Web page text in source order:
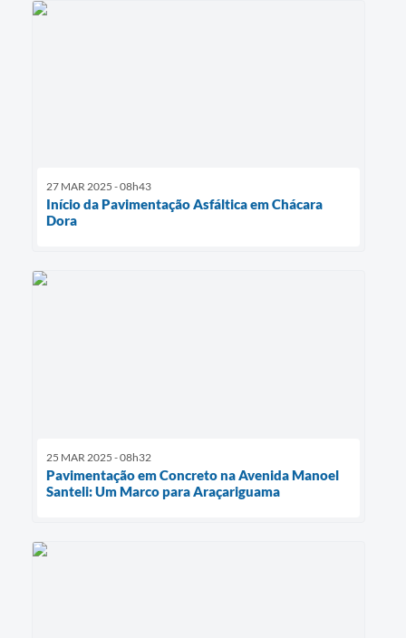
27 MAR 2025 - 08h43
Início da Pavimentação Asfáltica em Chácara
Dora
25 MAR 2025 - 08h32
Pavimentação em Concreto na Avenida Manoel
Santeli: Um Marco para Araçariguama